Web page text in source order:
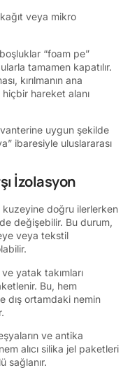
veya mikro
“foam pe”
tamamen kapatılır.
kırılmanın ana
hareket alanı
uygun şekilde
ibaresiyle uluslararası
İzolasyon
kuzeyine doğru ilerlerken
değişebilir. Bu durum,
veya tekstil
ve yatak takımları
Bu, hem
dış ortamdaki nemin
ve antika
alıcı silika jel paketleri
sağlanır.